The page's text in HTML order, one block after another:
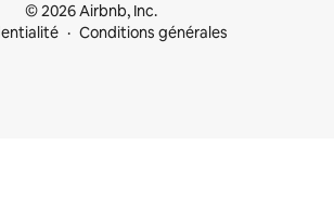
© 2026 Airbnb, Inc.
Conditions générales